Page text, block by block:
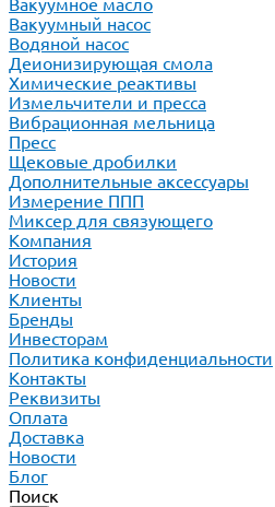
Вакуумное масло
Вакуумный насос
Водяной насос
Деионизирующая смола
Химические реактивы
Измельчители и пресса
Вибрационная мельница
Пресс
Щековые дробилки
Дополнительные аксессуары
Измерение ППП
Миксер для связующего
Компания
История
Новости
Клиенты
Бренды
Инвесторам
Политика конфиденциальности
Контакты
Реквизиты
Оплата
Доставка
Новости
Блог
Поиск